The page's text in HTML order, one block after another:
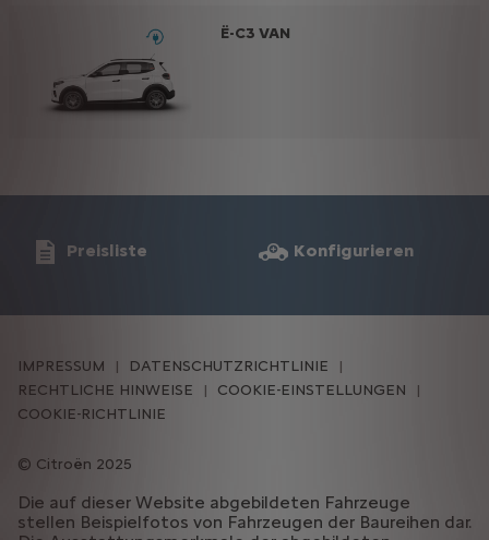
Ë-C3 VAN
Preisliste Konfigurieren
Citroën 2025
IMPRESSUM
DATENSCHUTZRICHTLINIE
RECHTLICHE HINWEISE
COOKIE-EINSTELLUNGEN
COOKIE-RICHTLINIE
Die auf dieser Website abgebildeten Fahrzeuge
stellen Beispielfotos von Fahrzeugen der Baureihen dar.